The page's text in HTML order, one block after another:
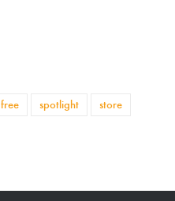
free spotlight
store